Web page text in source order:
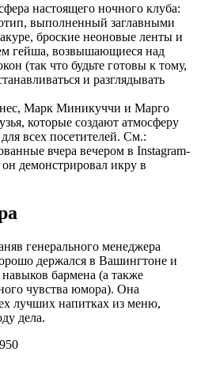
настоящего ночного клуба:
выполненный заглавными
броские неоновые ленты и
гейша, возвышающиеся над
(так что будьте готовы к тому,
и разглядывать
Марк Миникуччи и Марго
которые создают атмосферу
всех посетителей. См.:
вчера вечером в Instagram-
демонстрировал икру в
генерального менеджера
держался в Вашингтоне и
бармена (а также
чувства юмора). Она
лучших напитках из меню,
дела.